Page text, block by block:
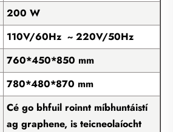
200 W
110V/60Hz ~ 220V/50Hz
760*450*850 mm
780*480*870 mm
Cé go bhfuil roinnt míbhuntáistí
ag graphene, is teicneolaíocht